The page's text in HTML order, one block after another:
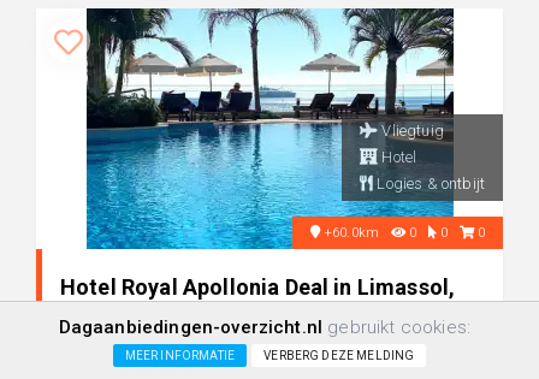
Vliegtuig
Hotel
Logies & ontbijt
+60.0km 0 0 0
Hotel Royal Apollonia Deal in Limassol,
Cyprus
Dagaanbiedingen-overzicht.nl gebruikt cookies:
MEER INFORMATIE VERBERG DEZE MELDING